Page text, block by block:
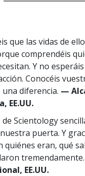
que las vidas de
comprendéis
Y no
Conocéis
diferencia. —
EE.UU.
Scientology
puerta. Y
quiénes eran, qué
tremendamente.
EE.UU.